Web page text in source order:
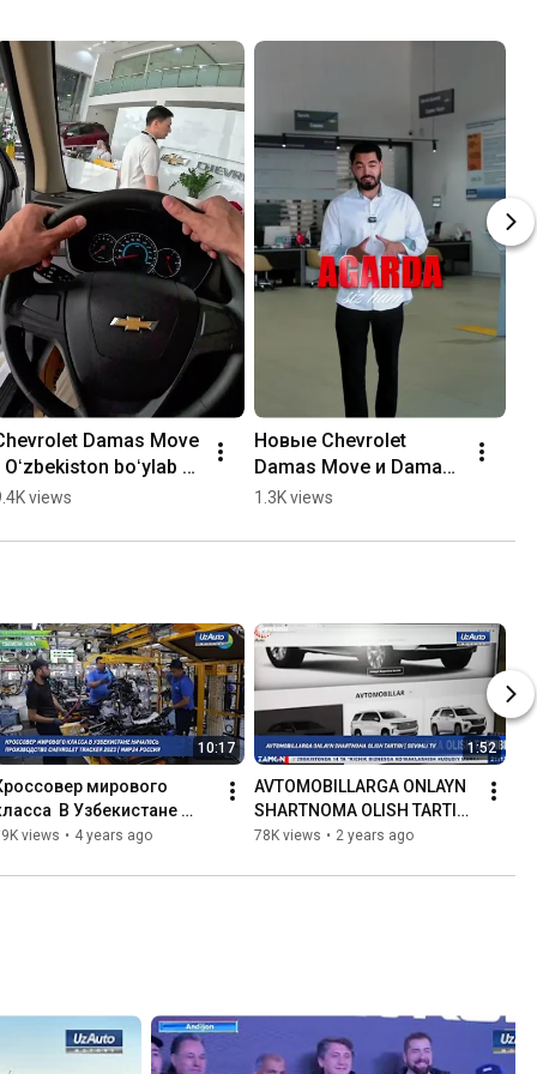
Damas Move
Oʻzbekiston boʻylab
rasmiy
mavjud!
views
Новые Chevrolet
Damas Move и Damas
Max  уже в продаже!
1.3K views
10:17
мирового
В Узбекистане
производство
Россия
views • 4 years ago
1:52
AVTOMOBILLARGA ONLAYN
SHARTNOMA OLISH TARTIBI
| SEVIMLI TV
78K views • 2 years ago